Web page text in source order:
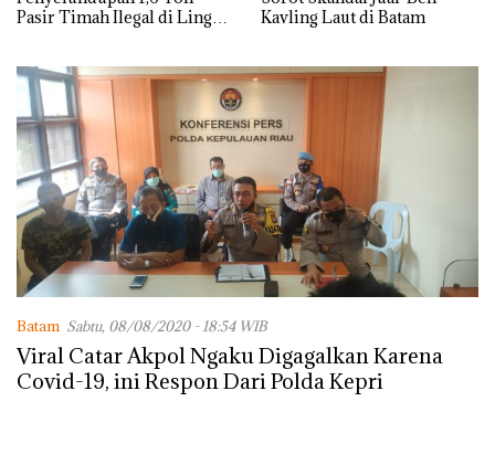
Pasir Timah Ilegal di Lingga,
Diselundupkan ke Malaysia
Kavling Laut di Batam
Batam Sabtu, 08/08/2020 - 18:54 WIB
Viral Catar Akpol Ngaku Digagalkan Karena
Covid-19, ini Respon Dari Polda Kepri